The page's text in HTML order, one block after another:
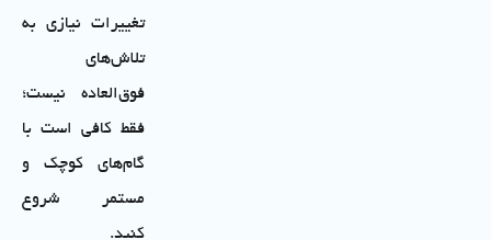
تغییرات نیازی به
تلاش‌های
فوق‌العاده نیست؛
فقط کافی است با
گام‌های کوچک و
مستمر شروع
کنید.